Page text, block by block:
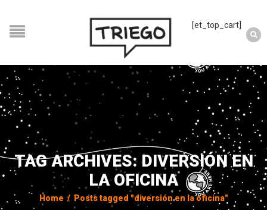
[et_top_cart]
TAG ARCHIVES: DIVERSIÓN EN
LA OFICINA
Home / Posts tagged "diversión en la oficina"